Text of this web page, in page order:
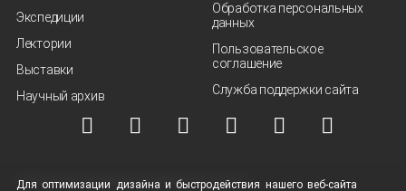
Экспедиции
Лектории
Выставки
Научный архив
Обработка персональных
данных
Пользовательское
соглашение
Служба поддержки сайта
© ВОО "Русское географическое общество", 2013-2026 г.
Для оптимизации дизайна и быстродействия нашего веб-сайта